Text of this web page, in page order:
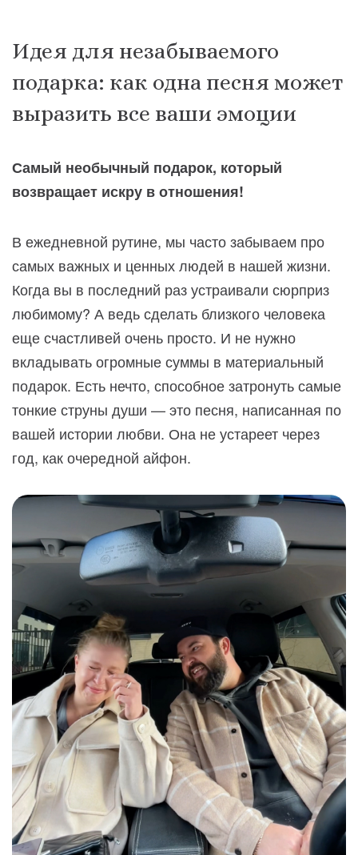
Идея для незабываемого
подарка: как одна песня может
выразить все ваши эмоции
Самый необычный подарок, который
возвращает искру в отношения!
В ежедневной рутине, мы часто забываем про
самых важных и ценных людей в нашей жизни.
Когда вы в последний раз устраивали сюрприз
любимому? А ведь сделать близкого человека
еще счастливей очень просто. И не нужно
вкладывать огромные суммы в материальный
подарок. Есть нечто, способное затронуть самые
тонкие струны души — это песня, написанная по
вашей истории любви. Она не устареет через
год, как очередной айфон.